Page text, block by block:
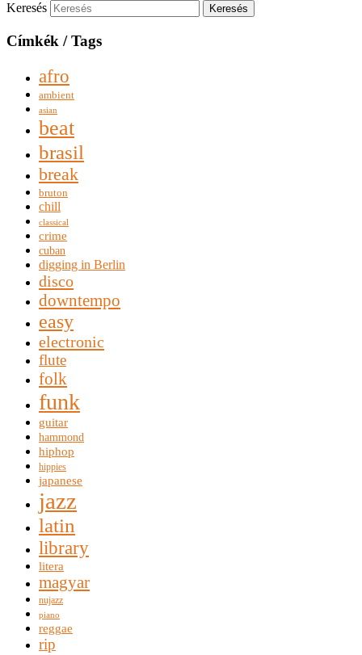
Keresés
Címkék / Tags
afro
ambient
asian
beat
brasil
break
bruton
chill
classical
crime
cuban
digging in Berlin
disco
downtempo
easy
electronic
flute
folk
funk
guitar
hammond
hiphop
hippies
japanese
jazz
latin
library
litera
magyar
nujazz
piano
reggae
rip